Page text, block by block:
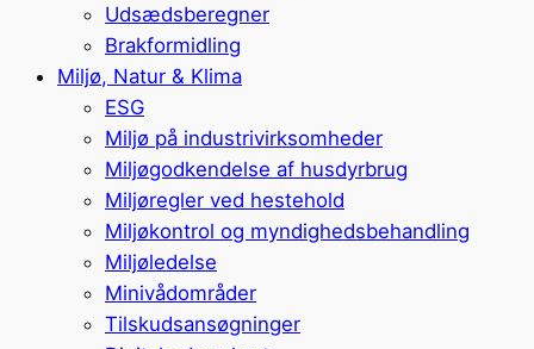
Udsædsberegner
Brakformidling
Miljø, Natur & Klima
ESG
Miljø på industrivirksomheder
Miljøgodkendelse af husdyrbrug
Miljøregler ved hestehold
Miljøkontrol og myndighedsbehandling
Miljøledelse
Minivådområder
Tilskudsansøgninger